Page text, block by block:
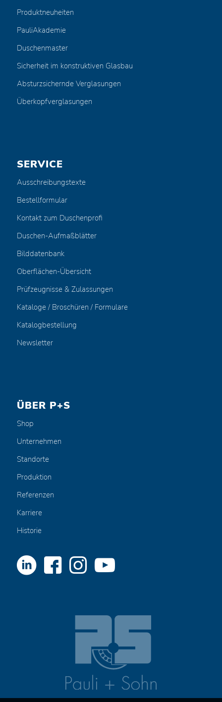
Produktneuheiten
PauliAkademie
Duschenmaster
Sicherheit im konstruktiven Glasbau
Absturzsichernde Verglasungen
Überkopfverglasungen
SERVICE
Ausschreibungstexte
Bestellformular
Kontakt zum Duschenprofi
Duschen-Aufmaßblätter
Bilddatenbank
Oberflächen-Übersicht
Prüfzeugnisse & Zulassungen
Kataloge / Broschüren / Formulare
Katalogbestellung
Newsletter
ÜBER P+S
Shop
Unternehmen
Standorte
Produktion
Referenzen
Karriere
Historie